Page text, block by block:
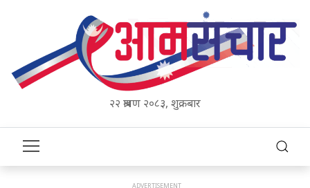
२२ श्रावण २०८३, शुक्रबार